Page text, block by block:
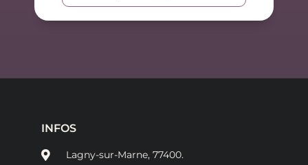
INFOS
Lagny-sur-Marne, 77400.